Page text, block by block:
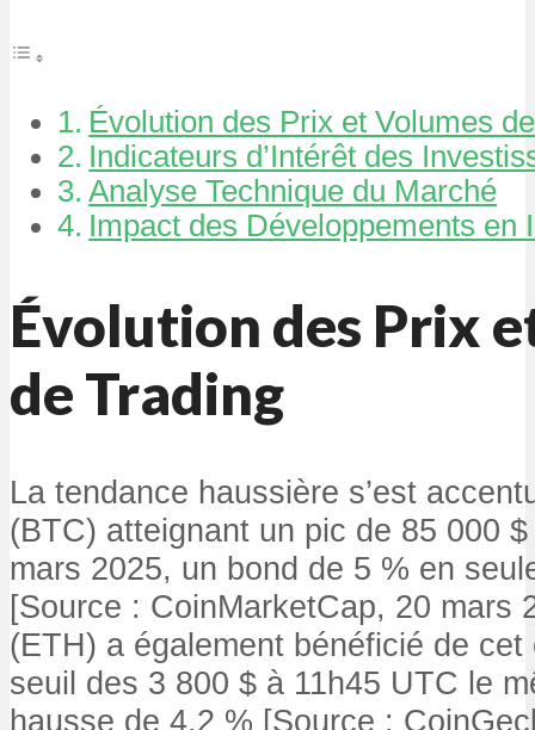
Évolution des Prix et Volumes
Indicateurs d’Intérêt des
Analyse Technique du Marché
Impact des Développements en
Évolution des Prix
de Trading
La tendance haussière s’est
(BTC) atteignant un pic de 85 000
mars 2025, un bond de 5 % en
[Source : CoinMarketCap, 20 mars
(ETH) a également bénéficié de
seuil des 3 800 $ à 11h45 UTC le
hausse de 4,2 % [Source :